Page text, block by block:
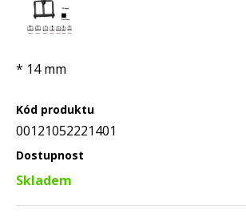
* 14 mm
Kód produktu
00121052221401
Dostupnost
Skladem